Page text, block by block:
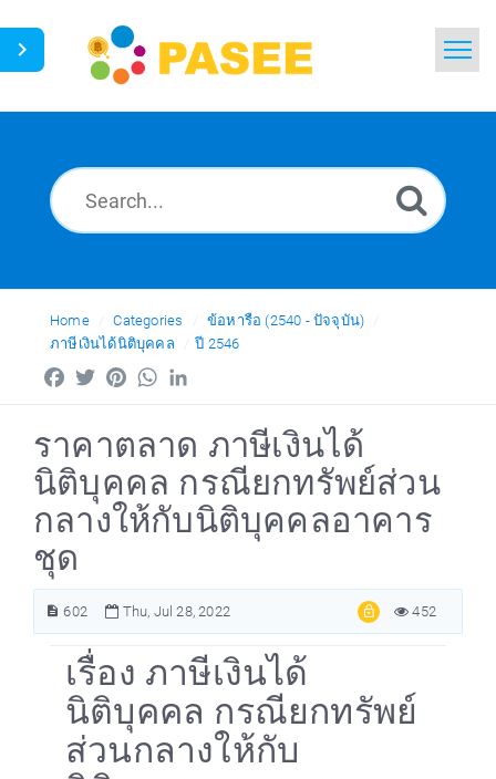
News
Ask a Question
Home Categories
ข้อหารือ (2540 - ปัจจุบัน)
ภาษีเงินได้นิติบุคคล
ปี 2546
FacebookTwitterPinterestWhatsApp
ราคาตลาด ภาษีเงินได้
นิติบุคคล กรณียกทรัพย์ส่วน
กลางให้กับนิติบุคคลอาคาร
ชุด
602 Thu, Jul 28, 2022 452
เรื่อง ภาษีเงินได้
นิติบุคคล กรณียกทรัพย์
ส่วนกลางให้กับ